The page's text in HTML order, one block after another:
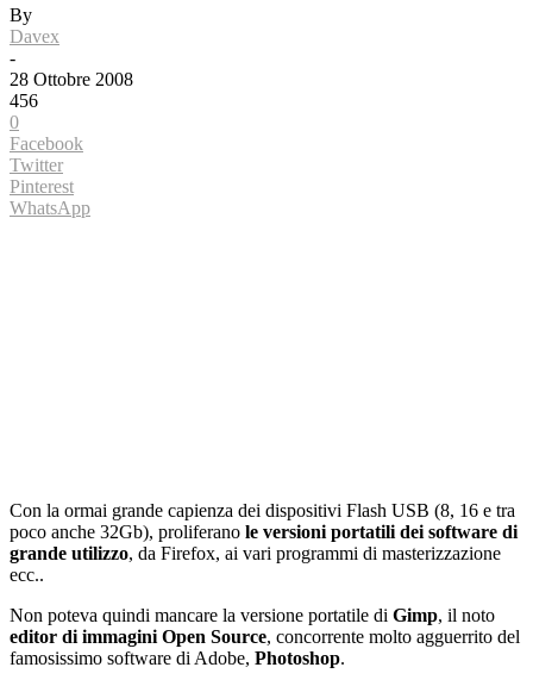
By
Davex
-
28 Ottobre 2008
456
0
Facebook
Twitter
Pinterest
WhatsApp
Con la ormai grande capienza dei dispositivi Flash USB (8, 16 e tra
poco anche 32Gb), proliferano le versioni portatili dei software di
grande utilizzo, da Firefox, ai vari programmi di masterizzazione
ecc..
Non poteva quindi mancare la versione portatile di Gimp, il noto
editor di immagini Open Source, concorrente molto agguerrito del
famosissimo software di Adobe, Photoshop.